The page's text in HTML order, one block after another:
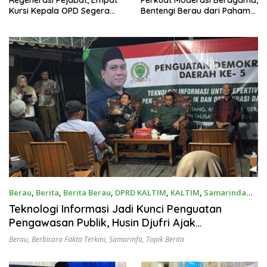
Kursi Kepala OPD Segera
Bentengi Berau dari Paham
Berau, Berita, Berita Berau, DPRD KALTIM, KALTIM, Samarinda
Juni 30, 2026
Teknologi Informasi Jadi Kunci Penguatan
Pengawasan Publik, Husin Djufri Ajak
Masyarakat Melek Digital
Berau, Berbicara Fakta Terkini, Samarinfa, Topik Berita